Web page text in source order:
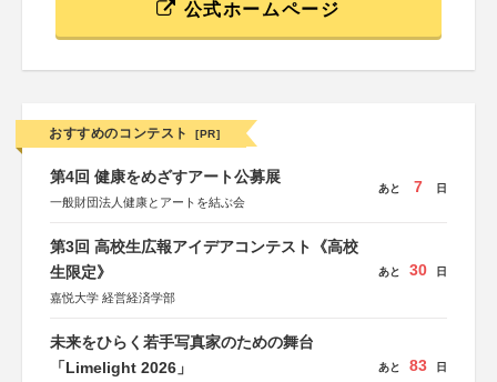
公式ホームページ
おすすめのコンテスト [PR]
第4回 健康をめざすアート公募展
一般財団法人健康とアートを結ぶ会
あと 7 日
第3回 高校生広報アイデアコンテスト《高校
生限定》
嘉悦大学 経営経済学部
あと 30 日
未来をひらく若手写真家のための舞台
「Limelight 2026」
あと 83 日